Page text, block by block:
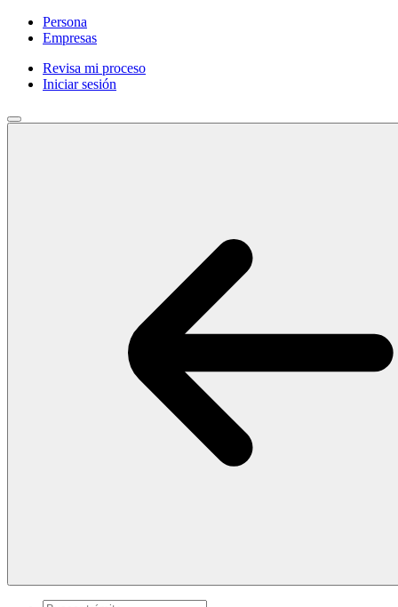
Persona
Empresas
Revisa mi proceso
Iniciar sesión